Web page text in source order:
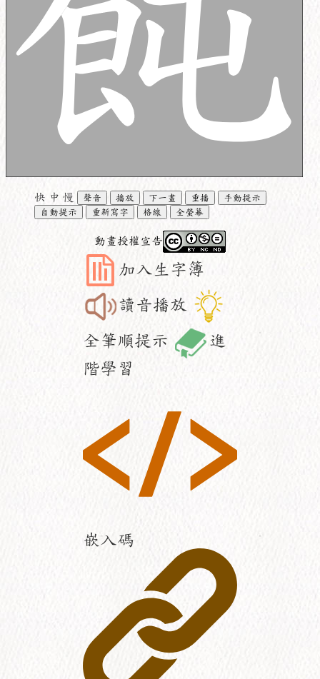
快 中 慢 聲音 播放 下一畫 重播
手動提示
自動提示
重新寫字 格線 全螢幕
動畫授權宣告
加入生字簿
讀音播放
全筆順提示
進
階學習
嵌入碼